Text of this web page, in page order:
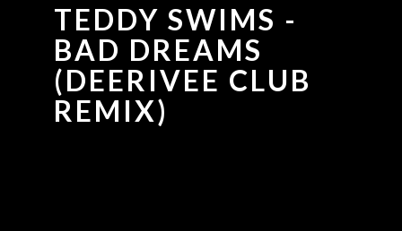
TEDDY SWIMS -
BAD DREAMS
(DEERIVEE CLUB
REMIX)